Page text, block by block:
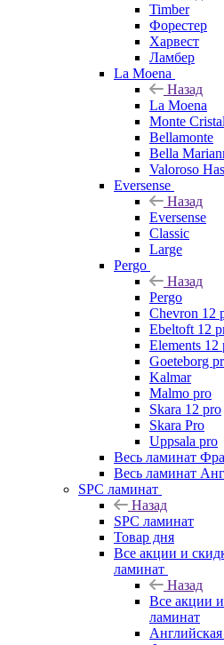
Timber
Форестер
Харвест
Ламбер
La Moena
Назад
La Moena
Monte
Bellamonte
Bella
Valoroso
Eversense
Назад
Eversense
Classic
Large
Pergo
Назад
Pergo
Chevron 12
Ebeltoft 12
Elements 12
Goeteborg
Kalmar
Malmo pro
Skara 12 pro
Skara Pro
Uppsala pro
Весь ламинат
Весь ламинат
SPC ламинат
Назад
SPC ламинат
Товар дня
Все акции и
ламинат
Назад
Все акции
ламинат